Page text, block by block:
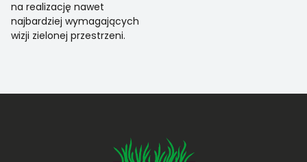
na realizację nawet
najbardziej wymagających
wizji zielonej przestrzeni.